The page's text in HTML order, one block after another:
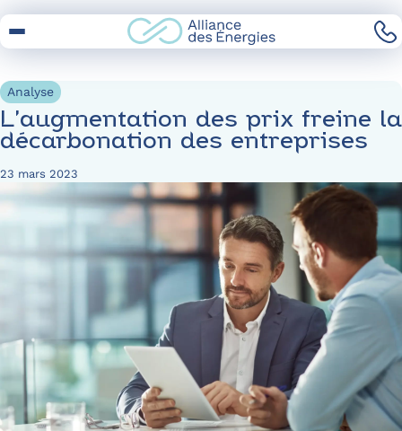
to
Analyse
L’augmentation des prix freine la
décarbonation des entreprises
23 mars 2023